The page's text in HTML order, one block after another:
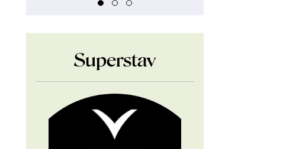
Superstav